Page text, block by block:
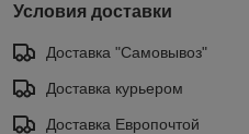
Условия доставки
Доставка "Самовывоз"
Доставка курьером
Доставка Европочтой